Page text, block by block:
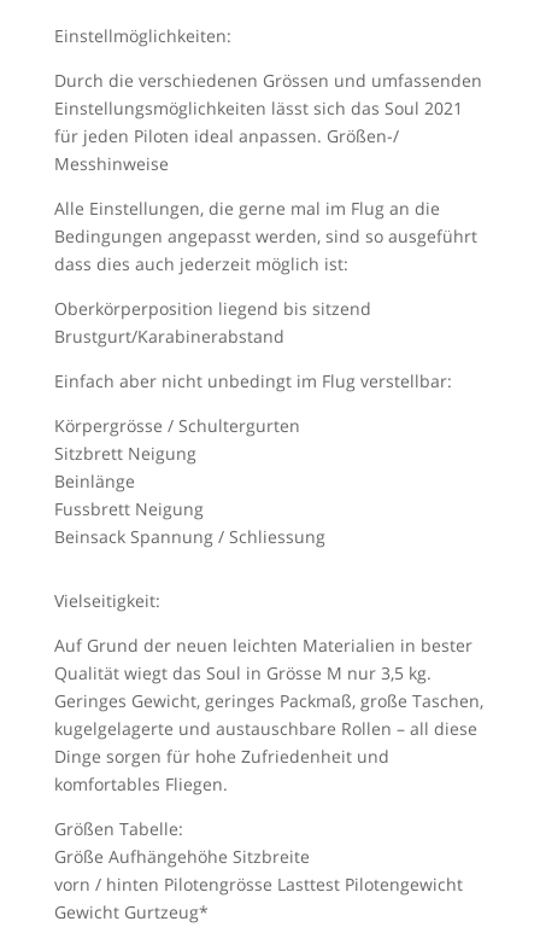
Einstellmöglichkeiten:
Durch die verschiedenen Grössen und umfassenden
Einstellungsmöglichkeiten lässt sich das Soul 2021
für jeden Piloten ideal anpassen. Größen-/
Messhinweise
Alle Einstellungen, die gerne mal im Flug an die
Bedingungen angepasst werden, sind so ausgeführt
dass dies auch jederzeit möglich ist:
Oberkörperposition liegend bis sitzend
Brustgurt/Karabinerabstand
Einfach aber nicht unbedingt im Flug verstellbar:
Körpergrösse / Schultergurten
Sitzbrett Neigung
Beinlänge
Fussbrett Neigung
Beinsack Spannung / Schliessung
Vielseitigkeit:
Auf Grund der neuen leichten Materialien in bester
Qualität wiegt das Soul in Grösse M nur 3,5 kg.
Geringes Gewicht, geringes Packmaß, große Taschen,
kugelgelagerte und austauschbare Rollen – all diese
Dinge sorgen für hohe Zufriedenheit und
komfortables Fliegen.
Größen Tabelle:
Größe Aufhängehöhe Sitzbreite
vorn / hinten Pilotengrösse Lasttest Pilotengewicht
Gewicht Gurtzeug*